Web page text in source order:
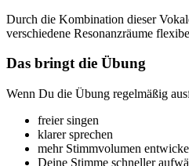
Durch die Kombination dieser
verschiedene Resonanzräume
Das bringt die Übung
Wenn Du die Übung regelmäßig
freier singen
klarer sprechen
mehr Stimmvolumen
Deine Stimme schneller